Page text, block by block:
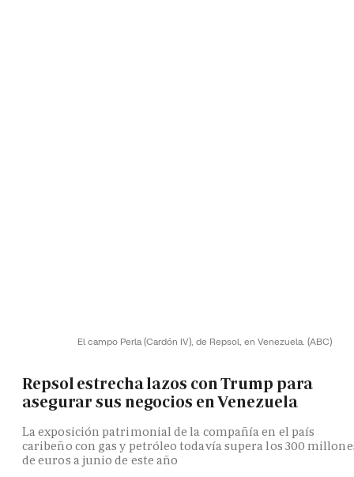
El campo Perla (Cardón IV), de Repsol, en Venezuela. (ABC)
Repsol estrecha lazos con Trump para
asegurar sus negocios en Venezuela
La exposición patrimonial de la compañía en el país
caribeño con gas y petróleo todavía supera los 300
de euros a junio de este año